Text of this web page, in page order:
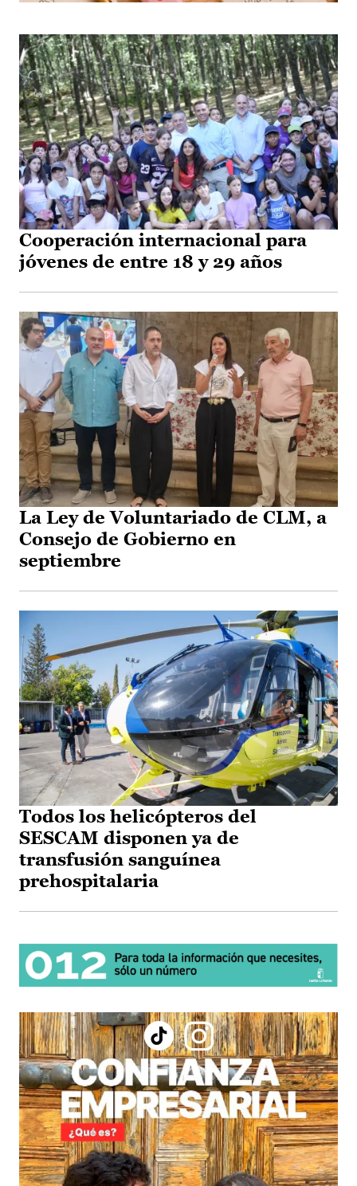
Cooperación internacional para
jóvenes de entre 18 y 29 años
La Ley de Voluntariado de CLM, a
Consejo de Gobierno en
septiembre
Todos los helicópteros del
SESCAM disponen ya de
transfusión sanguínea
prehospitalaria